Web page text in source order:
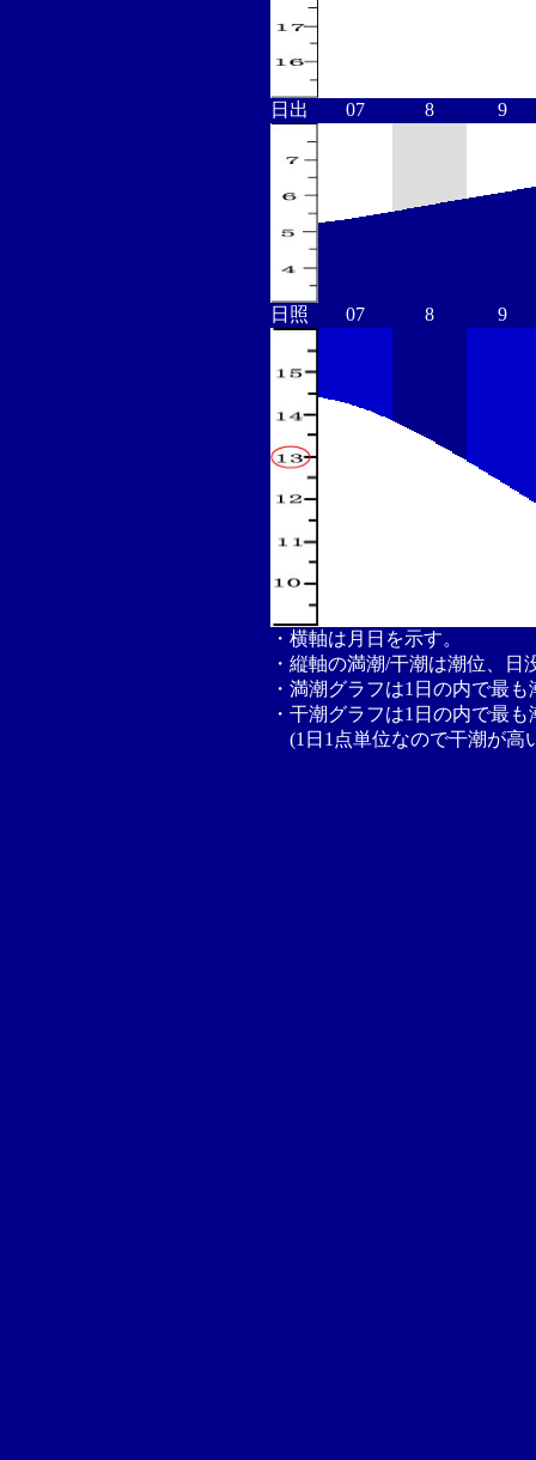
日出 07 8 9
日照 07 8 9
・横軸は月日を示す。
・縦軸の満潮/干潮は潮位、
・満潮グラフは1日の内で最
・干潮グラフは1日の内で最
(1日1点単位なので干潮が高